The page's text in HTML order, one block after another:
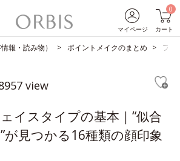
マイページ
0
カート
報・読み物） ポイントメイクのまとめ フェ
view
イスタイプの基本｜“似合
が見つかる16種類の顔印象